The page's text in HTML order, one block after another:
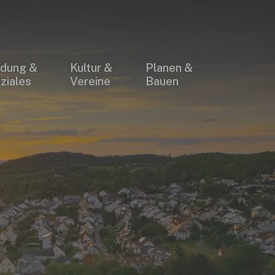
&
Kultur &
Vereine
Planen &
Bauen